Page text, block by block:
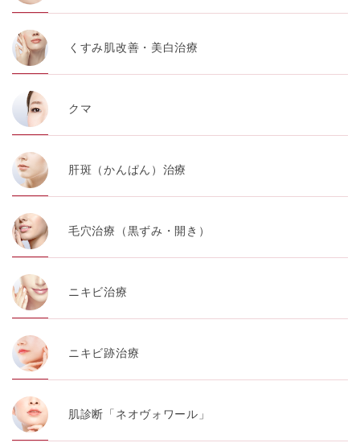
くすみ肌改善・美白治療
クマ
肝斑（かんぱん）治療
毛穴治療（黒ずみ・開き）
ニキビ治療
ニキビ跡治療
肌診断「ネオヴォワール」